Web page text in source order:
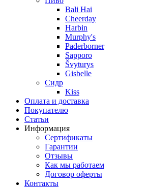
Bali Hai
Cheerday
Harbin
Murphy's
Paderborner
Sapporo
Švyturys
Gisbelle
Сидр
Kiss
Оплата и доставка
Покупателю
Статьи
Информация
Сертификаты
Гарантии
Отзывы
Как мы работаем
Договор оферты
Контакты